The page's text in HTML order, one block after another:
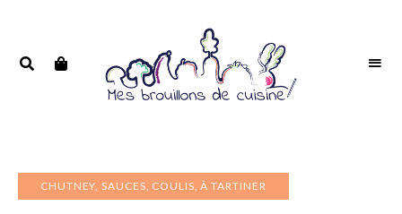
CHUTNEY, SAUCES, COULIS, À TARTINER